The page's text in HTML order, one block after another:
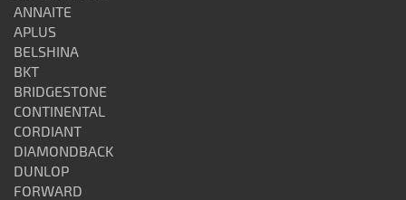
ANNAITE
APLUS
BELSHINA
BKT
BRIDGESTONE
CONTINENTAL
CORDIANT
DIAMONDBACK
DUNLOP
FORWARD